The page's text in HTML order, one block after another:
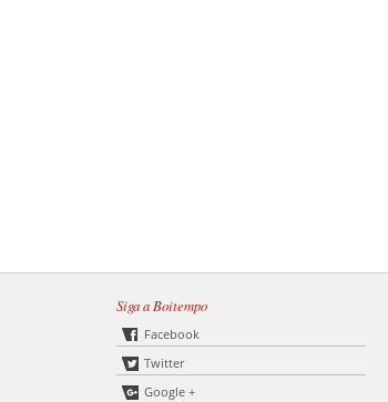
Siga a Boitempo
Facebook
Twitter
Google +